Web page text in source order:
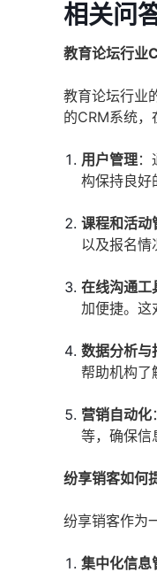
相关问
教育论坛行业
教育论坛行业
的CRM系统，
用户管理
构保持良好
课程和活动
以及报名情
在线沟通工
加便捷。这
数据分析与
帮助机构了
营销自动化
等，确保信
纷享销客如何
纷享销客作为
集中化信息